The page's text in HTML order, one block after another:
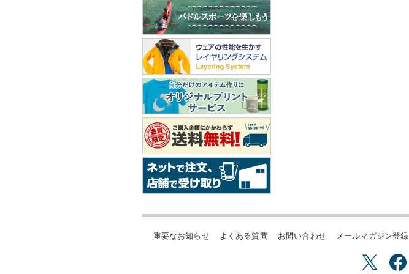
重要なお知らせ よくある質問 お問い合わせ メールマガジン登録